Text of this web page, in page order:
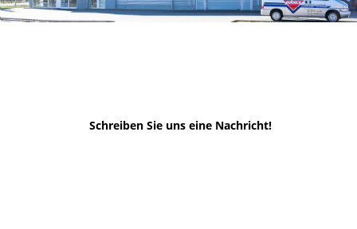
Schreiben Sie uns eine Nachricht!